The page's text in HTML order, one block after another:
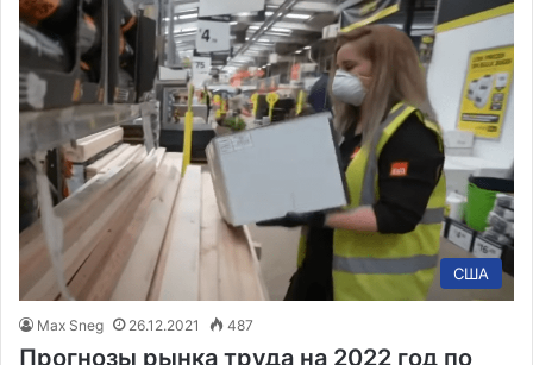
США
Max Sneg 26.12.2021 487
Прогнозы рынка труда на 2022 год по